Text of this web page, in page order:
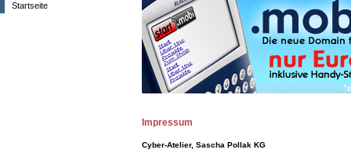
Startseite
Impressum
Cyber-Atelier, Sascha Pollak KG